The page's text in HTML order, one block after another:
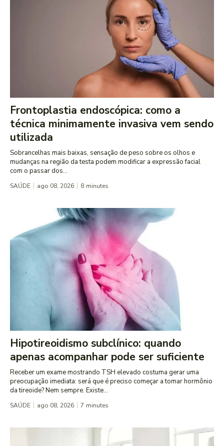
Frontoplastia endoscópica: como a
técnica minimamente invasiva vem sendo
utilizada
Sobrancelhas mais baixas, sensação de peso sobre os olhos e
mudanças na região da testa podem modificar a expressão facial
com o passar dos...
SAÚDE ago 08, 2026 8 minutes
Hipotireoidismo subclínico: quando
apenas acompanhar pode ser suficiente
Receber um exame mostrando TSH elevado costuma gerar uma
preocupação imediata: será que é preciso começar a tomar hormônio
da tireoide? Nem sempre. Existe...
SAÚDE ago 08, 2026 7 minutes